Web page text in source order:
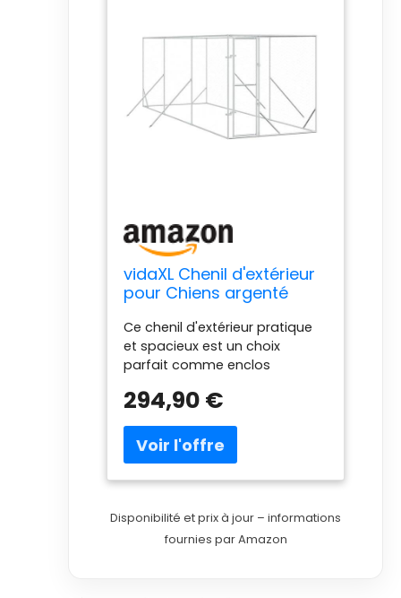
vidaXL Chenil d'extérieur
pour Chiens argenté
Ce chenil d'extérieur pratique
et spacieux est un choix
parfait comme enclos
animaux de compagnie en
polyvalente :】 la niche pour
chien dispose d'un espace
spacieux qui permet à vos
et autres petits animaux de
jouer, de faire de l'exercice, de
294,90 €
Disponibilité et prix à jour – informations
fournies par Amazon